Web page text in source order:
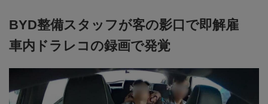
BYD整備スタッフが客の影口で即解雇
車内ドラレコの録画で発覚